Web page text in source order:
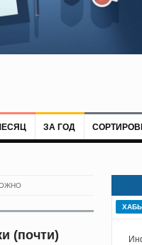
ЗА ГОД
(почти)